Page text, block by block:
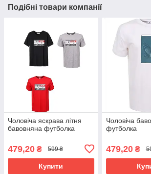
Подібні товари компанії
Чоловіча яскрава літня
бавовняна футболка
479,20 ₴ 599 ₴
Купити
Чоловіча
футболка
479,20₴